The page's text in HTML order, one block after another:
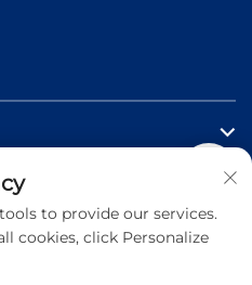
to provide our services.
cookies, click Personalize